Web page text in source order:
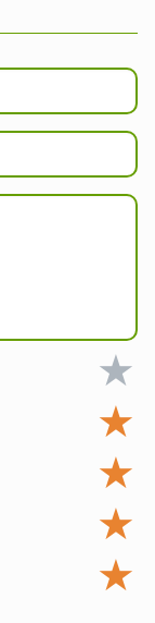
★
★
★
★
★